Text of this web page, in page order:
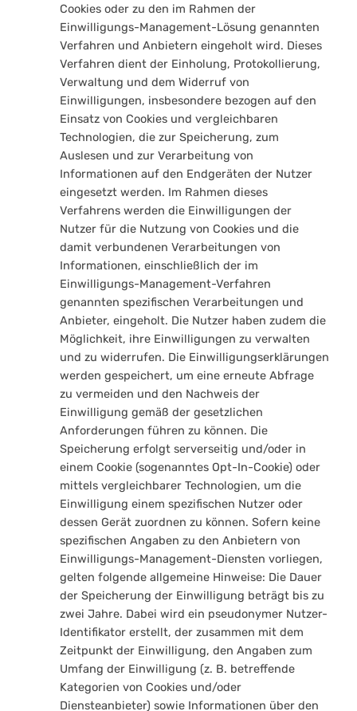
Cookies oder zu den im Rahmen der
Einwilligungs-Management-Lösung genannten
Verfahren und Anbietern eingeholt wird. Dieses
Verfahren dient der Einholung, Protokollierung,
Verwaltung und dem Widerruf von
Einwilligungen, insbesondere bezogen auf den
Einsatz von Cookies und vergleichbaren
Technologien, die zur Speicherung, zum
Auslesen und zur Verarbeitung von
Informationen auf den Endgeräten der Nutzer
eingesetzt werden. Im Rahmen dieses
Verfahrens werden die Einwilligungen der
Nutzer für die Nutzung von Cookies und die
damit verbundenen Verarbeitungen von
Informationen, einschließlich der im
Einwilligungs-Management-Verfahren
genannten spezifischen Verarbeitungen und
Anbieter, eingeholt. Die Nutzer haben zudem die
Möglichkeit, ihre Einwilligungen zu verwalten
und zu widerrufen. Die Einwilligungserklärungen
werden gespeichert, um eine erneute Abfrage
zu vermeiden und den Nachweis der
Einwilligung gemäß der gesetzlichen
Anforderungen führen zu können. Die
Speicherung erfolgt serverseitig und/oder in
einem Cookie (sogenanntes Opt-In-Cookie) oder
mittels vergleichbarer Technologien, um die
Einwilligung einem spezifischen Nutzer oder
dessen Gerät zuordnen zu können. Sofern keine
spezifischen Angaben zu den Anbietern von
Einwilligungs-Management-Diensten vorliegen,
gelten folgende allgemeine Hinweise: Die Dauer
der Speicherung der Einwilligung beträgt bis zu
zwei Jahre. Dabei wird ein pseudonymer Nutzer-
Identifikator erstellt, der zusammen mit dem
Zeitpunkt der Einwilligung, den Angaben zum
Umfang der Einwilligung (z. B. betreffende
Kategorien von Cookies und/oder
Diensteanbieter) sowie Informationen über den